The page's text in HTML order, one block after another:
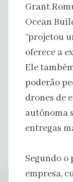
Grant
Ocean
“projetou
oferece a
Ele
poderão
drones de
autônoma
entregas
Segundo o
empresa,